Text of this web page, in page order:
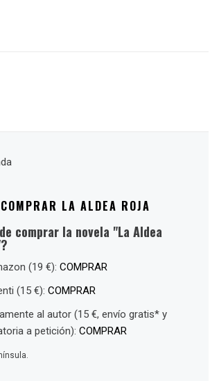
COMPRAR LA ALDEA ROJA
comprar la novela "La Aldea
(19 €):COMPRAR
(15 €):COMPRAR
al autor (15 €, envío gratis* y
a petición):COMPRAR